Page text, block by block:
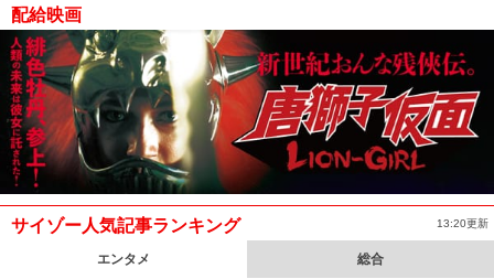
配給映画
サイゾー人気記事ランキング 13:20更新
エンタメ 総合